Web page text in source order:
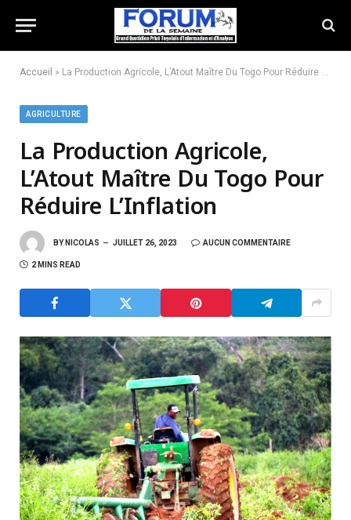
Accueil » La Production Agricole, L’Atout Maître Du Togo Pour Réduire L’Inflation
AGRICULTURE
La Production Agricole,
L’Atout Maître Du Togo Pour
Réduire L’Inflation
BY NICOLAS JUILLET 26, 2023 AUCUN COMMENTAIRE
2 MINS READ